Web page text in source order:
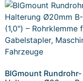
BIGmount Rundrohr-